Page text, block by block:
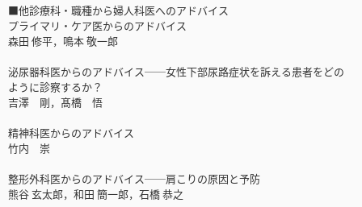
■他診療科・職種から婦人科医へのアドバイス
プライマリ・ケア医からのアドバイス
森田 修平，鳴本 敬一郎
泌尿器科医からのアドバイス──女性下部尿路症状を訴える患者をどの
ように診察するか？
吉澤 剛，髙橋 悟
精神科医からのアドバイス
竹内 崇
整形外科医からのアドバイス──肩こりの原因と予防
熊谷 玄太郎，和田 簡一郎，石橋 恭之